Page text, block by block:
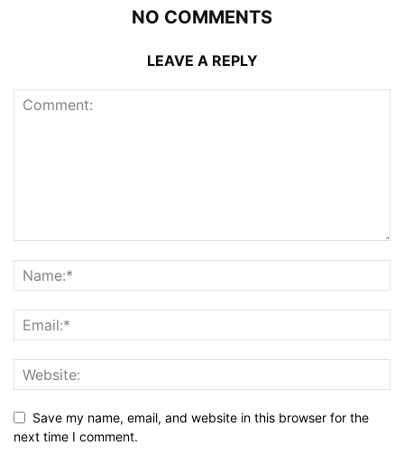
NO COMMENTS
LEAVE A REPLY
Save my name, email, and website in this browser for the
next time I comment.